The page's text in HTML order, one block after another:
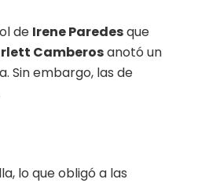
de Irene Paredesque
Camberosanotó un
Sin embargo, las de
lo que obligó a las